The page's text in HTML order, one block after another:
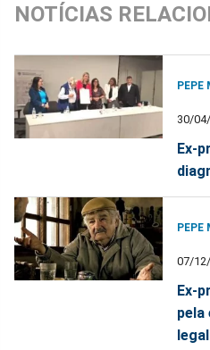
NOTÍCIAS
PEPE
30/
Ex-
PEPE
07/
Ex-
pela